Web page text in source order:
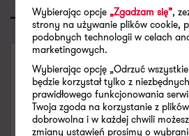
SKONTAKTUJ SIĘ
Patryk Kanigowski
Supervisor, Radca prawny
Wybierając opcje„Zgadzam się”,
strony na używanie plików cookie,
podobnych technologii w celach
marketingowych.
Wybierając opcję „Odrzuć
będzie korzystał tylko z
prawidłowego funkcjonowania
Twoja zgoda na korzystanie z
dobrowolna i w każdej chwili
zmiany ustawień prosimy o